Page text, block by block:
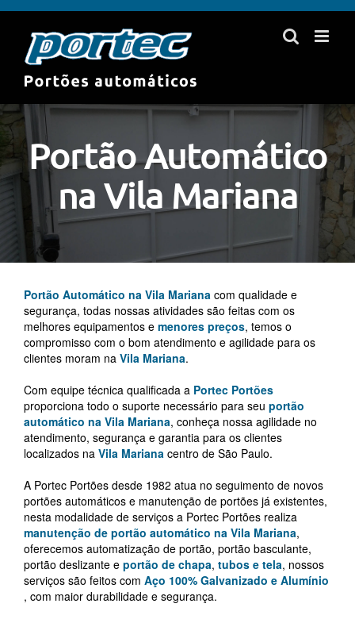
Skip
content
Portão Automático
na Vila Mariana
Portão Automático na Vila Mariana com qualidade e
segurança, todas nossas atividades são feitas com os
melhores equipamentos e menores preços, temos o
compromisso com o bom atendimento e agilidade para os
clientes moram na Vila Mariana.
Com equipe técnica qualificada a Portec Portões
proporciona todo o suporte necessário para seu portão
automático na Vila Mariana, conheça nossa agilidade no
atendimento, segurança e garantia para os clientes
localizados na Vila Mariana centro de São Paulo.
A Portec Portões desde 1982 atua no seguimento de novos
portões automáticos e manutenção de portões já existentes,
nesta modalidade de serviços a Portec Portões realiza
manutenção de portão automático na Vila Mariana,
oferecemos automatização de portão, portão basculante,
portão deslizante e portão de chapa, tubos e tela, nossos
serviços são feitos com Aço 100% Galvanizado e Alumínio
, com maior durabilidade e segurança.